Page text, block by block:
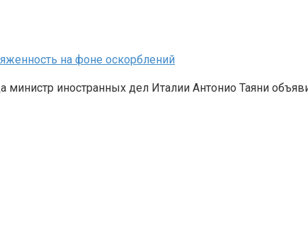
на фоне оскорблений
иностранных дел Италии Антонио Таяни